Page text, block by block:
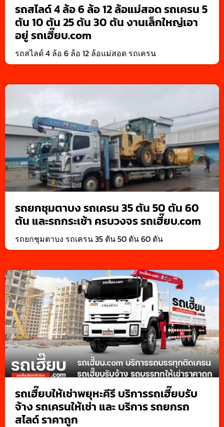
รถสไลด์ 4 ล้อ 6 ล้อ 12 ล้อแม่สอด รถเครน 5
ตัน 10 ตัน 25 ตัน 30 ตัน งานเล็กใหญ่เอา
อยู่ รถเฮี๊ยบ.com
รถสไลด์ 4 ล้อ 6 ล้อ 12 ล้อแม่สอด รถเครน
รถยกชุมตาบง รถเครน 35 ตัน 50 ตัน 60
ตัน และรถกระเช้า ครบวงจร รถเฮี๊ยบ.com
รถยกชุมตาบง รถเครน 35 ตัน 50 ตัน 60 ตัน
รถเฮี๊ยบให้เช่าพยุหะคีรี บริการรถเฮี๊ยบรับ
จ้าง รถเครนให้เช่า และ บริการ รถยกรถ
สไลด์ ราคาถูก